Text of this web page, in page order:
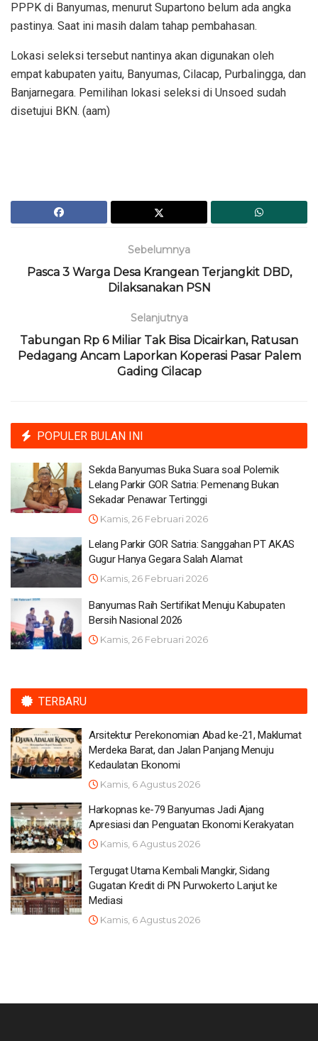
PPPK di Banyumas, menurut Supartono belum ada angka
pastinya. Saat ini masih dalam tahap pembahasan.
Lokasi seleksi tersebut nantinya akan digunakan oleh
empat kabupaten yaitu, Banyumas, Cilacap, Purbalingga, dan
Banjarnegara. Pemilihan lokasi seleksi di Unsoed sudah
disetujui BKN. (aam)
Sebelumnya
Pasca 3 Warga Desa Krangean Terjangkit DBD,
Dilaksanakan PSN
Selanjutnya
Tabungan Rp 6 Miliar Tak Bisa Dicairkan, Ratusan
Pedagang Ancam Laporkan Koperasi Pasar Palem
Gading Cilacap
POPULER BULAN INI
Sekda Banyumas Buka Suara soal Polemik
Lelang Parkir GOR Satria: Pemenang Bukan
Sekadar Penawar Tertinggi
Kamis, 26 Februari 2026
Lelang Parkir GOR Satria: Sanggahan PT AKAS
Gugur Hanya Gegara Salah Alamat
Kamis, 26 Februari 2026
Banyumas Raih Sertifikat Menuju Kabupaten
Bersih Nasional 2026
Kamis, 26 Februari 2026
TERBARU
Arsitektur Perekonomian Abad ke-21, Maklumat
Merdeka Barat, dan Jalan Panjang Menuju
Kedaulatan Ekonomi
Kamis, 6 Agustus 2026
Harkopnas ke-79 Banyumas Jadi Ajang
Apresiasi dan Penguatan Ekonomi Kerakyatan
Kamis, 6 Agustus 2026
Tergugat Utama Kembali Mangkir, Sidang
Gugatan Kredit di PN Purwokerto Lanjut ke
Mediasi
Kamis, 6 Agustus 2026